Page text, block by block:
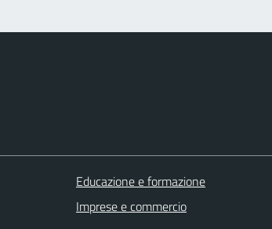
Educazione e formazione
Imprese e commercio